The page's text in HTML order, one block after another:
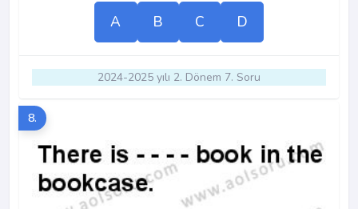
A B C D
2024-2025 yılı 2. Dönem 7. Soru
8.